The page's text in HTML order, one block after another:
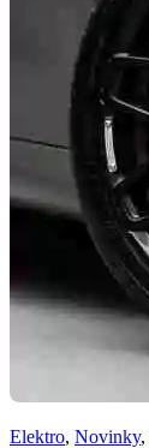
Elektro, Novinky,